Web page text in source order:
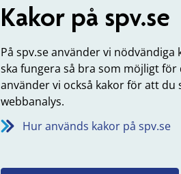
Kakor på spv.se
På spv.se använder vi
ska fungera så bra som möjligt
använder vi också kakor för att
webbanalys.
Hur används kakor på spv.se